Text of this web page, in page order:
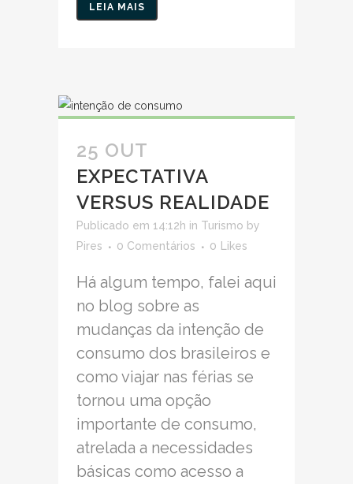
LEIA MAIS
25 OUT
EXPECTATIVA
VERSUS REALIDADE
Publicado em 14:12h in Turismo by
Pires
0 Comentários 0 Likes
Há algum tempo, falei aqui
no blog sobre as
mudanças da intenção de
consumo dos brasileiros e
como viajar nas férias se
tornou uma opção
importante de consumo,
atrelada a necessidades
básicas como acesso a